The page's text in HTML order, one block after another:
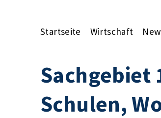
Startseite Wirtschaft
Sachgebiet
Schulen,